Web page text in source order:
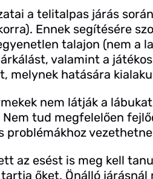
a telitalpas járás
Ennek segítésére
talajon (nem a
valamint a
melynek hatására
nem látják a
tud megfelelően
problémákhoz
az esést is meg kell
őket. Önálló járásnál